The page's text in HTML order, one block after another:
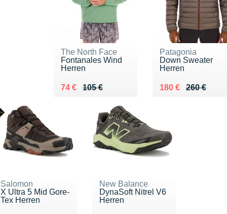
The North Face
Fontanales Wind
Herren
105 €
Au lieu de 105 €
74 €
Vendu 74 €
Patagonia
Down Sweater
Herren
260 €
Au lieu de 260 €
180 €
Vendu 180 €
Salomon
X Ultra 5 Mid Gore-
Tex Herren
New Balance
DynaSoft Nitrel V6
Herren